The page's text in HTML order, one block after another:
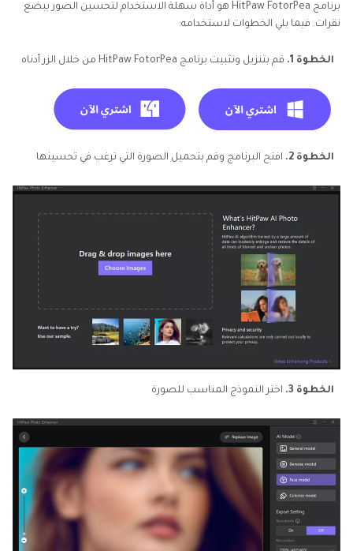
برنامج HitPaw FotorPea هو أداة سهلة الاستخدام لتحسين الصور ببضع
نقرات. فيما يلي الخطوات لاستخدامه:
الخطوة 1. قم بتنزيل وتثبيت برنامج HitPaw FotorPea من خلال الزر أدناه
الخطوة 2. افتح البرنامج وقم بتحميل الصورة التي ترغب في تحسينها
الخطوة 3. اختر النموذج المناسب للصورة